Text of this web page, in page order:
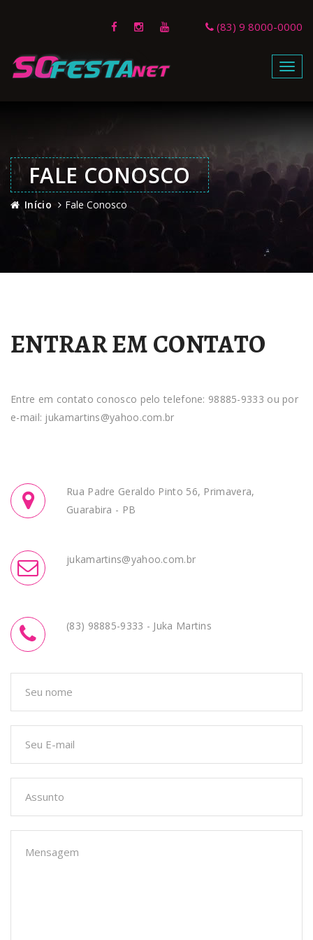
(83) 9 8000-0000
Menu
FALE CONOSCO
Início Fale Conosco
ENTRAR EM CONTATO
Entre em contato conosco pelo telefone: 98885-9333 ou por
e-mail: jukamartins@yahoo.com.br
Rua Padre Geraldo Pinto 56, Primavera,
Guarabira - PB
jukamartins@yahoo.com.br
(83) 98885-9333 - Juka Martins